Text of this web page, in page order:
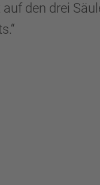
den drei